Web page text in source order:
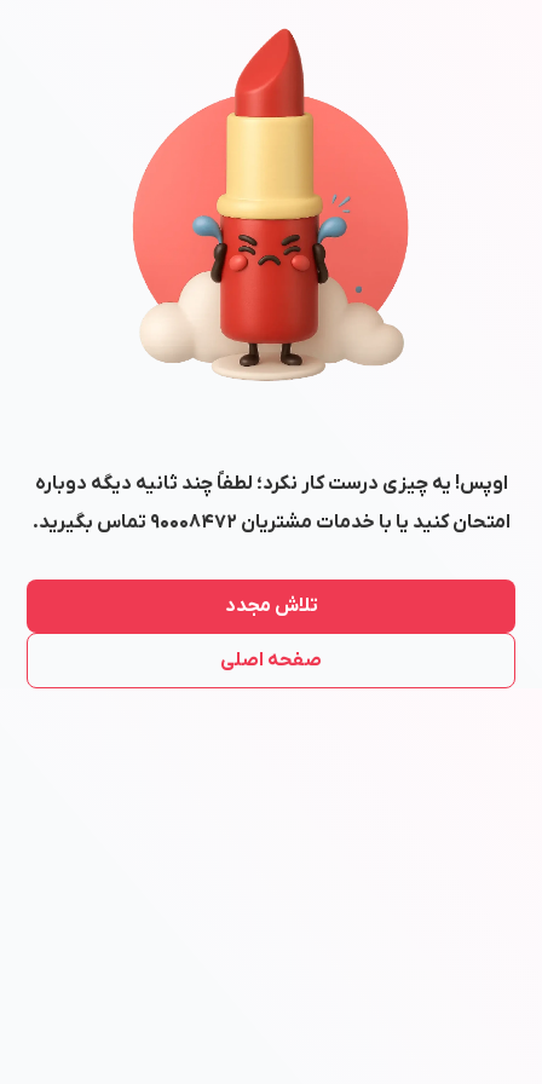
اوپس! یه چیزی درست کار نکرد؛ لطفاً چند ثانیه دیگه دوباره
امتحان کنید یا با خدمات مشتریان ۹۰۰۰۸۴۷۲ تماس بگیرید.
تلاش مجدد
صفحه اصلی